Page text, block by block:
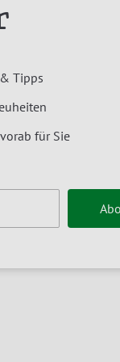
Tipps
für Sie